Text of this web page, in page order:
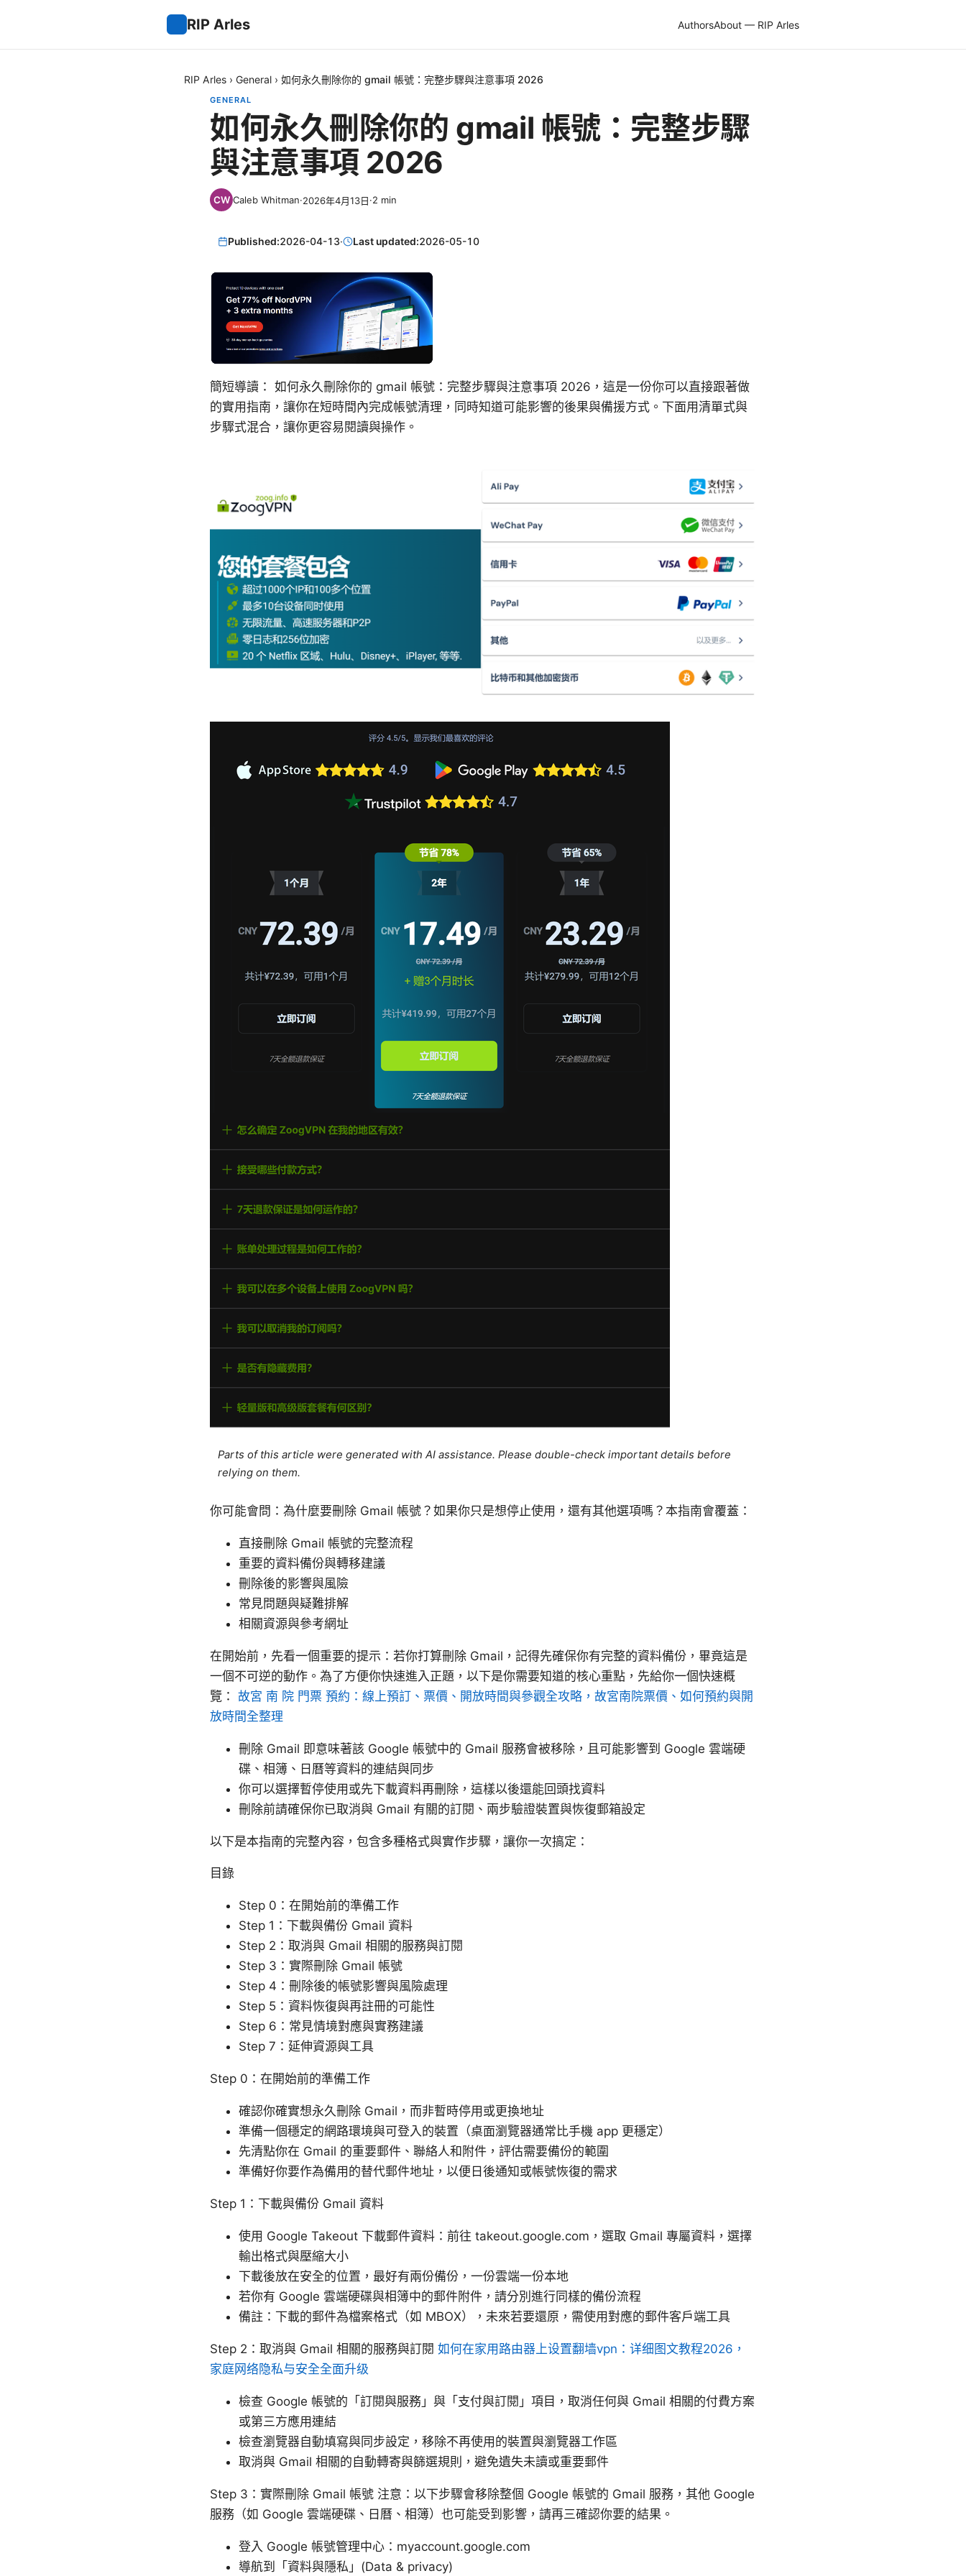
RIP Arles AuthorsAbout — RIP Arles
RIP Arles › General › 如何永久刪除你的 gmail 帳號：完整步驟與注意事項 2026
GENERAL
如何永久刪除你的 gmail 帳號：完整步驟
與注意事項 2026
Caleb Whitman·2026年4月13日·2 min
Published:2026-04-13· Last updated:2026-05-10
簡短導讀： 如何永久刪除你的 gmail 帳號：完整步驟與注意事項 2026，這是一份你可以直接跟著做
的實用指南，讓你在短時間內完成帳號清理，同時知道可能影響的後果與備援方式。下面用清單式與
步驟式混合，讓你更容易閱讀與操作。
Parts of this article were generated with AI assistance. Please double-check important details before
relying on them.
你可能會問：為什麼要刪除 Gmail 帳號？如果你只是想停止使用，還有其他選項嗎？本指南會覆蓋：
直接刪除 Gmail 帳號的完整流程
重要的資料備份與轉移建議
刪除後的影響與風險
常見問題與疑難排解
相關資源與參考網址
在開始前，先看一個重要的提示：若你打算刪除 Gmail，記得先確保你有完整的資料備份，畢竟這是
一個不可逆的動作。為了方便你快速進入正題，以下是你需要知道的核心重點，先給你一個快速概
覽： 故宮 南 院 門票 預約：線上預訂、票價、開放時間與參觀全攻略，故宮南院票價、如何預約與開
放時間全整理
刪除 Gmail 即意味著該 Google 帳號中的 Gmail 服務會被移除，且可能影響到 Google 雲端硬
碟、相簿、日曆等資料的連結與同步
你可以選擇暫停使用或先下載資料再刪除，這樣以後還能回頭找資料
刪除前請確保你已取消與 Gmail 有關的訂閱、兩步驗證裝置與恢復郵箱設定
以下是本指南的完整內容，包含多種格式與實作步驟，讓你一次搞定：
目錄
Step 0：在開始前的準備工作
Step 1：下載與備份 Gmail 資料
Step 2：取消與 Gmail 相關的服務與訂閱
Step 3：實際刪除 Gmail 帳號
Step 4：刪除後的帳號影響與風險處理
Step 5：資料恢復與再註冊的可能性
Step 6：常見情境對應與實務建議
Step 7：延伸資源與工具
Step 0：在開始前的準備工作
確認你確實想永久刪除 Gmail，而非暫時停用或更換地址
準備一個穩定的網路環境與可登入的裝置（桌面瀏覽器通常比手機 app 更穩定）
先清點你在 Gmail 的重要郵件、聯絡人和附件，評估需要備份的範圍
準備好你要作為備用的替代郵件地址，以便日後通知或帳號恢復的需求
Step 1：下載與備份 Gmail 資料
使用 Google Takeout 下載郵件資料：前往 takeout.google.com，選取 Gmail 專屬資料，選擇
輸出格式與壓縮大小
下載後放在安全的位置，最好有兩份備份，一份雲端一份本地
若你有 Google 雲端硬碟與相簿中的郵件附件，請分別進行同樣的備份流程
備註：下載的郵件為檔案格式（如 MBOX），未來若要還原，需使用對應的郵件客戶端工具
Step 2：取消與 Gmail 相關的服務與訂閱 如何在家用路由器上设置翻墙vpn：详细图文教程2026，
家庭网络隐私与安全全面升级
檢查 Google 帳號的「訂閱與服務」與「支付與訂閱」項目，取消任何與 Gmail 相關的付費方案
或第三方應用連結
檢查瀏覽器自動填寫與同步設定，移除不再使用的裝置與瀏覽器工作區
取消與 Gmail 相關的自動轉寄與篩選規則，避免遺失未讀或重要郵件
Step 3：實際刪除 Gmail 帳號 注意：以下步驟會移除整個 Google 帳號的 Gmail 服務，其他 Google
服務（如 Google 雲端硬碟、日曆、相簿）也可能受到影響，請再三確認你要的結果。
登入 Google 帳號管理中心：myaccount.google.com
導航到「資料與隱私」(Data & privacy)